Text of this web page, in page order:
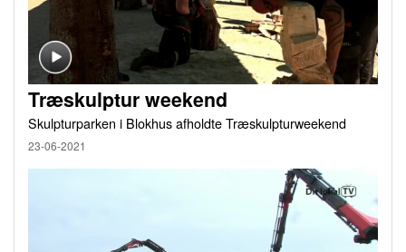
Træskulptur weekend
Skulpturparken i Blokhus afholdte Træskulpturweekend
23-06-2021